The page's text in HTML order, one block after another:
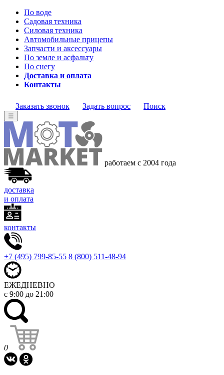
По воде
Садовая техника
Силовая техника
Автомобильные прицепы
Запчасти и аксессуары
По земле и асфальту
По снегу
Доставка и оплата
Контакты
Заказать звонок Задать вопрос Поиск
☰
работаем с 2004 года
доставка
и оплата
контакты
+7 (495) 799-85-55 8 (800) 511-48-94
ЕЖЕДНЕВНО
с 9:00 до 21:00
0